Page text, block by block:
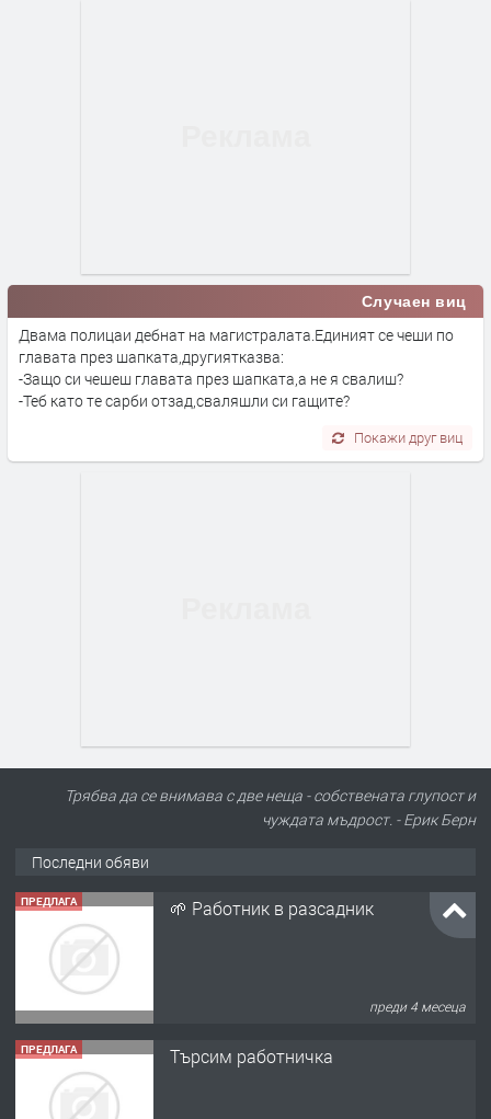
Случаен виц
Двама полицаи дебнат на магистралата.Единият се чеши по
главата през шапката,другиятказва:
-Защо си чешеш главата през шапката,а не я свалиш?
-Теб като те сарби отзад,сваляшли си гащите?
Покажи друг виц
Трябва да се внимава с две неща - собствената глупост и
чуждата мъдрост. - Ерик Берн
Последни обяви
ПРЕДЛАГА 🌱 Работник в разсадник
преди 4 месеца
ПРЕДЛАГА Търсим работничка